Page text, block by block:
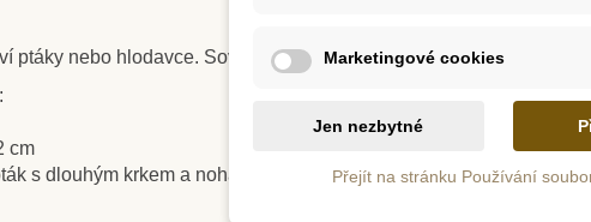
400 Kč444 Kč 400 Kč
ptáky nebo hlodavce. Sovy mají velmi ostrý sluch. Dokáží ulovit i
cm
s dlouhým krkem a nohama, charakteristický svým růžovým
Marketingové cookies
Jen nezbytné
Přejít na stránku Používání